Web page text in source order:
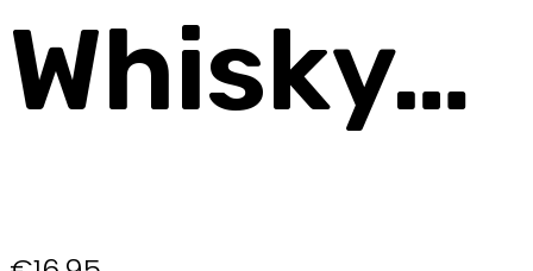
Whisky…